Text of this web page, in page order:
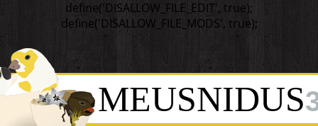
define('DISALLOW_FILE_EDIT', true);
define('DISALLOW_FILE_MODS', true);
MEUSNIDUS